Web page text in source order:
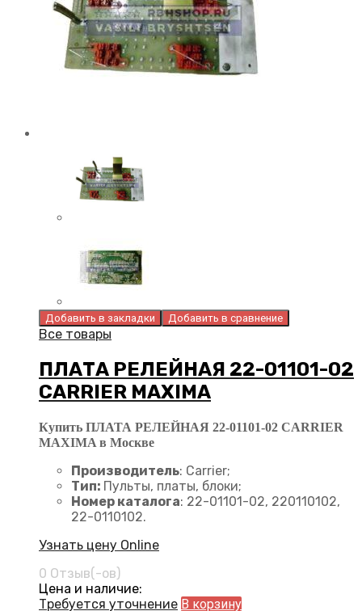
Добавить в закладки Добавить в сравнение
Все товары
ПЛАТА РЕЛЕЙНАЯ 22-01101-02
CARRIER MAXIMA
Купить ПЛАТА РЕЛЕЙНАЯ 22-01101-02 CARRIER
MAXIMA в Москве
Производитель: Carrier;
Тип: Пульты, платы, блоки;
Номер каталога: 22-01101-02, 220110102,
22-0110102.
Узнать цену Online
0 Отзыв(-ов)
Цена и наличие:
Требуется уточнение В корзину